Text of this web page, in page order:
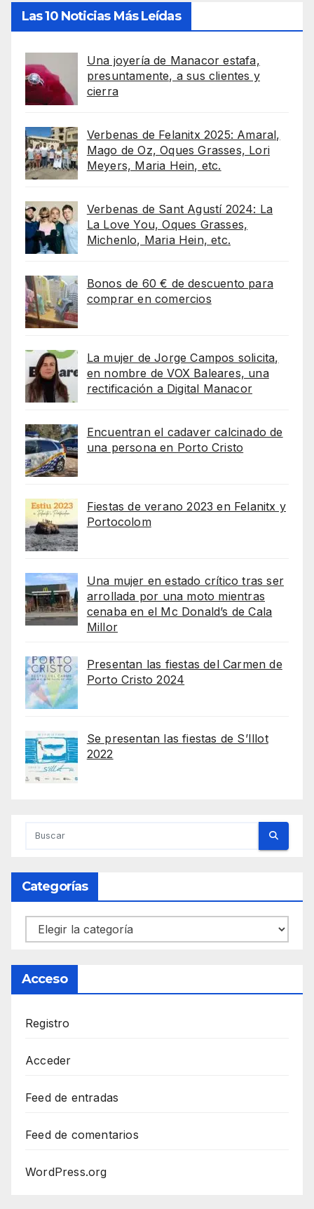
Las 10 Noticias Más Leídas
Una joyería de Manacor estafa,
presuntamente, a sus clientes y
cierra
Verbenas de Felanitx 2025: Amaral,
Mago de Oz, Oques Grasses, Lori
Meyers, Maria Hein, etc.
Verbenas de Sant Agustí 2024: La
La Love You, Oques Grasses,
Michenlo, Maria Hein, etc.
Bonos de 60 € de descuento para
comprar en comercios
La mujer de Jorge Campos solicita,
en nombre de VOX Baleares, una
rectificación a Digital Manacor
Encuentran el cadaver calcinado de
una persona en Porto Cristo
Fiestas de verano 2023 en Felanitx y
Portocolom
Una mujer en estado crítico tras ser
arrollada por una moto mientras
cenaba en el Mc Donald’s de Cala
Millor
Presentan las fiestas del Carmen de
Porto Cristo 2024
Se presentan las fiestas de S’Illot
2022
Categorías
Categorías
Acceso
Registro
Acceder
Feed de entradas
Feed de comentarios
WordPress.org